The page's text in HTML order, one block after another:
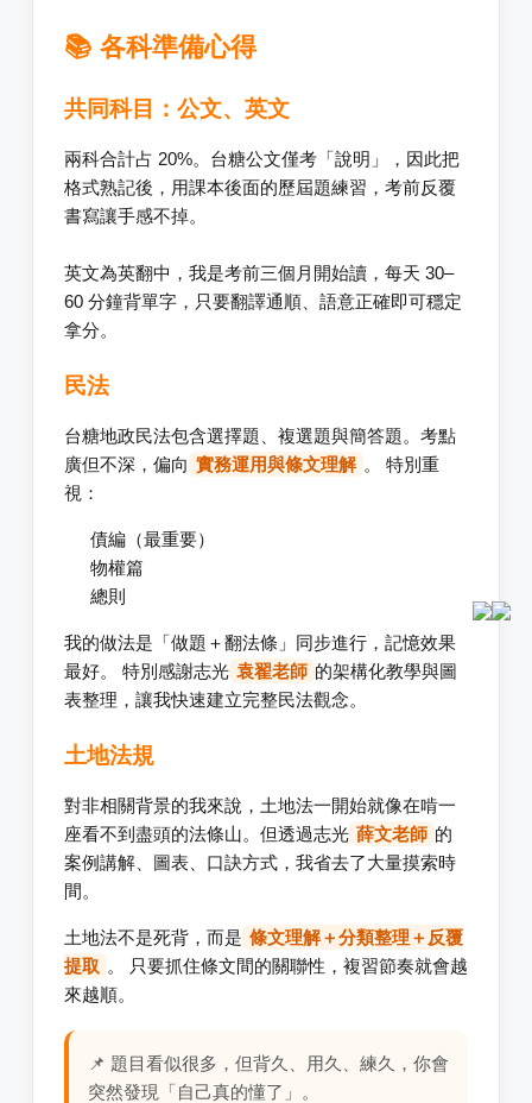
📚 各科準備心得
共同科目：公文、英文
兩科合計占 20%。台糖公文僅考「說明」，因此把
格式熟記後，用課本後面的歷屆題練習，考前反覆
書寫讓手感不掉。
英文為英翻中，我是考前三個月開始讀，每天 30–
60 分鐘背單字，只要翻譯通順、語意正確即可穩定
拿分。
民法
台糖地政民法包含選擇題、複選題與簡答題。考點
廣但不深，偏向 實務運用與條文理解 。 特別重
視：
債編（最重要）
物權篇
總則
我的做法是「做題＋翻法條」同步進行，記憶效果
最好。 特別感謝志光 袁翟老師 的架構化教學與圖
表整理，讓我快速建立完整民法觀念。
土地法規
對非相關背景的我來說，土地法一開始就像在啃一
座看不到盡頭的法條山。但透過志光 薛文老師 的
案例講解、圖表、口訣方式，我省去了大量摸索時
間。
土地法不是死背，而是 條文理解＋分類整理＋反覆
提取 。 只要抓住條文間的關聯性，複習節奏就會越
來越順。
📌 題目看似很多，但背久、用久、練久，你會
突然發現「自己真的懂了」。